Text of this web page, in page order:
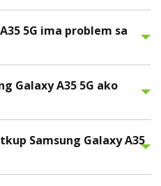
5G ima problem sa
Galaxy A35 5G ako
Samsung Galaxy A35